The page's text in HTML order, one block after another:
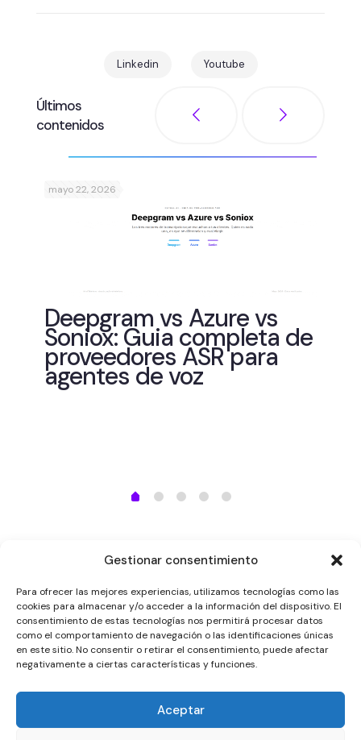
Gestionar consentimiento
Para ofrecer las mejores experiencias, utilizamos tecnologías como las
cookies para almacenar y/o acceder a la información del dispositivo. El
consentimiento de estas tecnologías nos permitirá procesar datos
como el comportamiento de navegación o las identificaciones únicas
en este sitio. No consentir o retirar el consentimiento, puede afectar
negativamente a ciertas características y funciones.
Aceptar
Linkedin Youtube
Últimos
contenidos
mayo 22, 2026
Deepgram vs Azure vs
Soniox: Guia completa de
proveedores ASR para
agentes de voz
¿Quieres tu certificación
como expert@ en IA para
formarte y consigue la tuya